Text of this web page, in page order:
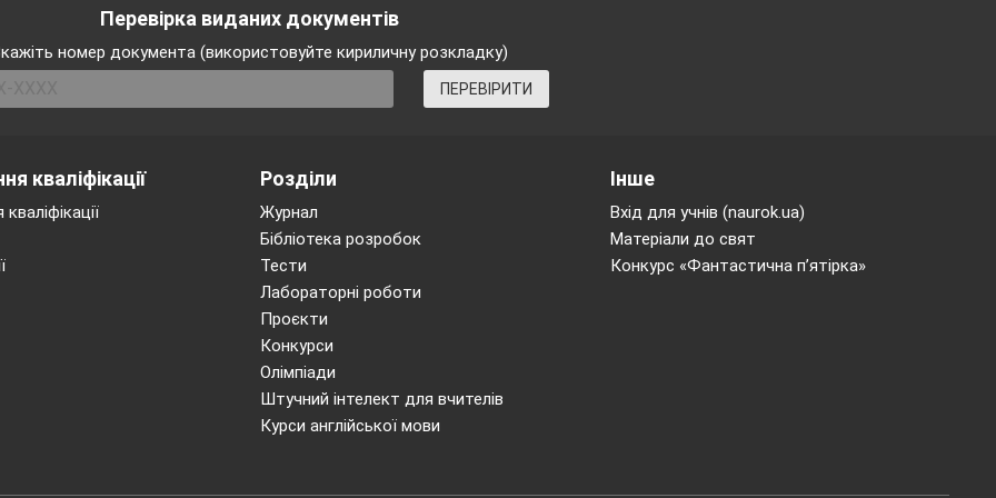
Мелодія (мінорна)
люди,
сміття,
стала –
вода.
побитим
береги.
Перевірка виданих документів
номер документа (використовуйте кириличну розкладку)
ПЕРЕВІРИТИ
кваліфікації Розділи
Журнал
Бібліотека розробок
Тести
Лабораторні роботи
Проєкти
Конкурси
Олімпіади
Штучний інтелект для вчителів
Курси англійської мови
Інше
Вхід для учнів (naurok.ua)
Матеріали до свят
Конкурс «Фантастична п’ятірка»